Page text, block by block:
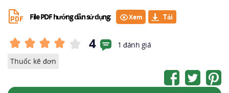
File PDF hướng dẫn sử dụng: Xem
4
1 đánh giá
Thuốc kê đơn